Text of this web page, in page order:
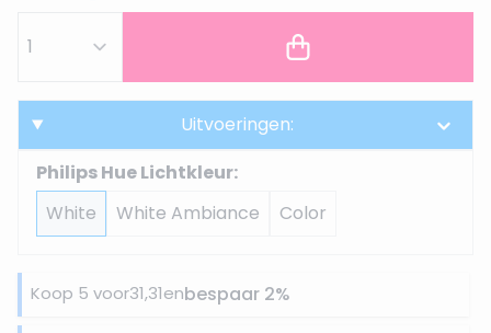
Uitvoeringen:
Philips Hue Lichtkleur:
White
White Ambiance Color
Koop 5 voor31,31enbespaar 2%